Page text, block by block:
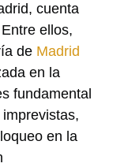
cuenta
ellos,
de Madrid
en la
fundamental
en la